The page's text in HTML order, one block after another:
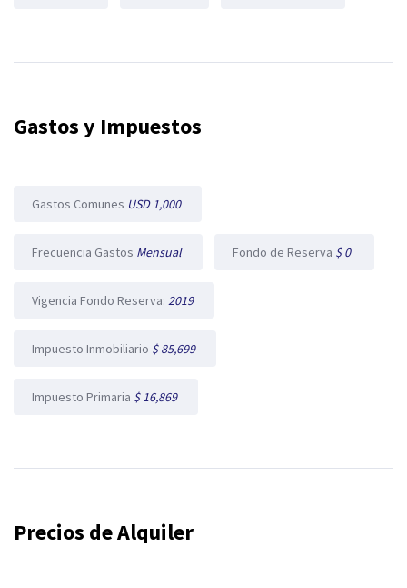
Gastos y Impuestos
Gastos Comunes USD 1,000
Frecuencia Gastos Mensual Fondo de Reserva $ 0
Vigencia Fondo Reserva: 2019
Impuesto Inmobiliario $ 85,699
Impuesto Primaria $ 16,869
Precios de Alquiler